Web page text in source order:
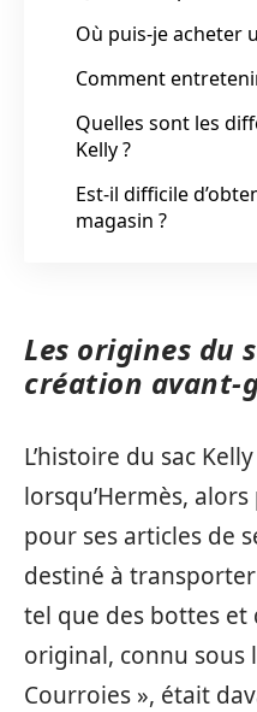
Où puis-je acheter
Comment
Quelles sont les
Kelly ?
Est-il difficile
magasin ?
Les origines du
création avant-
L’histoire du sac
lorsqu’Hermès,
pour ses articles de
destiné à
tel que des bottes et
original, connu sous
Courroies », était